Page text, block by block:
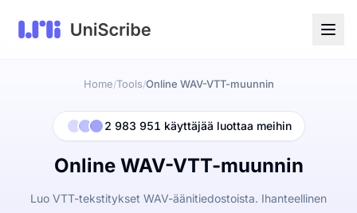
Home/Tools/Online WAV-VTT-muunnin
2 983 951 käyttäjää luottaa meihin
Online WAV-VTT-muunnin
Luo VTT-tekstitykset WAV-äänitiedostoista. Ihanteellinen